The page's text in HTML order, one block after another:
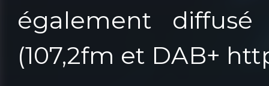
également
(107,2fm et DAB+